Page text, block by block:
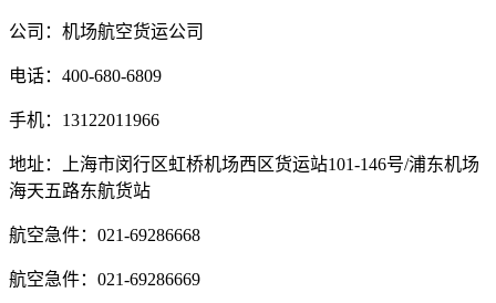
公司：机场航空货运公司
电话：400-680-6809
手机：13122011966
地址：上海市闵行区虹桥机场西区货运站101-146号/浦东机场
海天五路东航货站
航空急件：021-69286668
航空急件：021-69286669